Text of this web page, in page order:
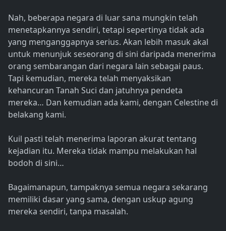
Nah, beberapa negara di luar sana mungkin telah
menetapkannya sendiri, tetapi sepertinya tidak ada
yang menganggapnya serius. Akan lebih masuk akal
untuk menunjuk seseorang di sini daripada menerima
orang sembarangan dari negara lain sebagai paus.
Tapi kemudian, mereka telah menyaksikan
kehancuran Tanah Suci dan jatuhnya pendeta
mereka… Dan kemudian ada kami, dengan Celestine di
belakang kami.
Kuil pasti telah menerima laporan akurat tentang
kejadian itu. Mereka tidak mampu melakukan hal
bodoh di sini…
Bagaimanapun, tampaknya semua negara sekarang
memiliki dasar yang sama, dengan uskup agung
mereka sendiri, tanpa masalah.